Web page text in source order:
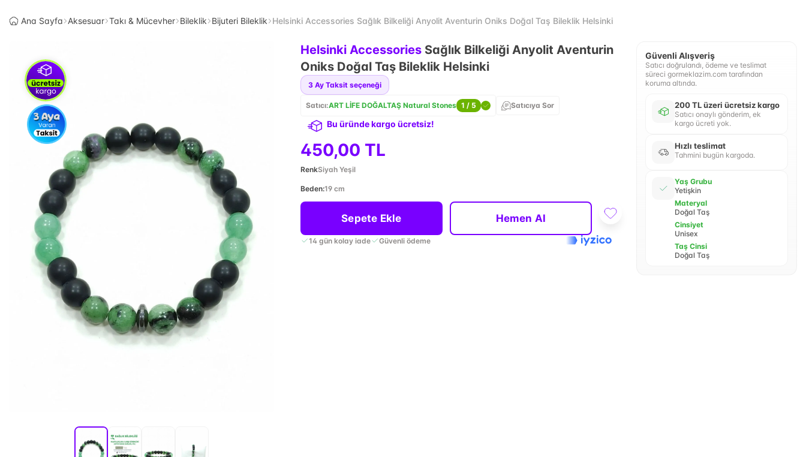
Ana Sayfa Aksesuar Takı & Mücevher Bileklik Bijuteri Bileklik Helsinki Accessories Sağlık Bilkeliği Anyolit Aventurin Oniks Doğal Taş Bileklik Helsinki
Helsinki Accessories Sağlık Bilkeliği Anyolit Aventurin
Oniks Doğal Taş Bileklik Helsinki
3 Ay Taksit seçeneği
Satıcı:ART LİFE DOĞALTAŞ Natural Stones 1 / 5 Satıcıya Sor
Bu üründe kargo ücretsiz!
450,00 TL
RenkSiyah Yeşil
Beden:19 cm
Sepete Ekle Hemen Al
14 gün kolay iade Güvenli ödeme
Güvenli Alışveriş
Satıcı doğrulandı, ödeme ve teslimat
süreci gormeklazim.com tarafından
koruma altında.
200 TL üzeri ücretsiz kargo
Satıcı onaylı gönderim, ek
kargo ücreti yok.
Hızlı teslimat
Tahmini bugün kargoda.
Yaş Grubu
Yetişkin
Materyal
Doğal Taş
Cinsiyet
Unisex
Taş Cinsi
Doğal Taş